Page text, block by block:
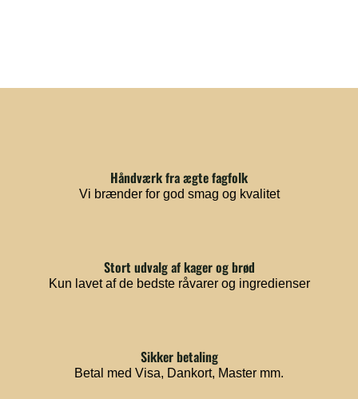
Håndværk fra ægte fagfolk
Vi brænder for god smag og kvalitet
Stort udvalg af kager og brød
Kun lavet af de bedste råvarer og ingredienser
Sikker betaling
Betal med Visa, Dankort, Master mm.